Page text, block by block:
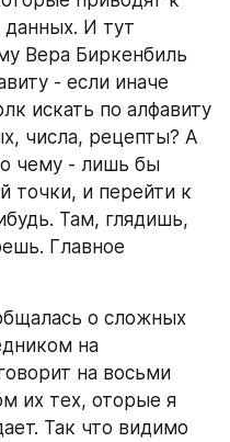
И тут
Вера Биркенбиль
- если иначе
искать по алфавиту
числа, рецепты? А
чему - лишь бы
точки, и перейти к
Там, глядишь,
Главное
о сложных
на
на восьми
их тех, оторые я
Так что видимо